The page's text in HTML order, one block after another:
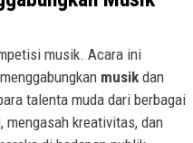
musik. Acara ini
musik dan
talenta muda dari berbagai
mengasah kreativitas, dan